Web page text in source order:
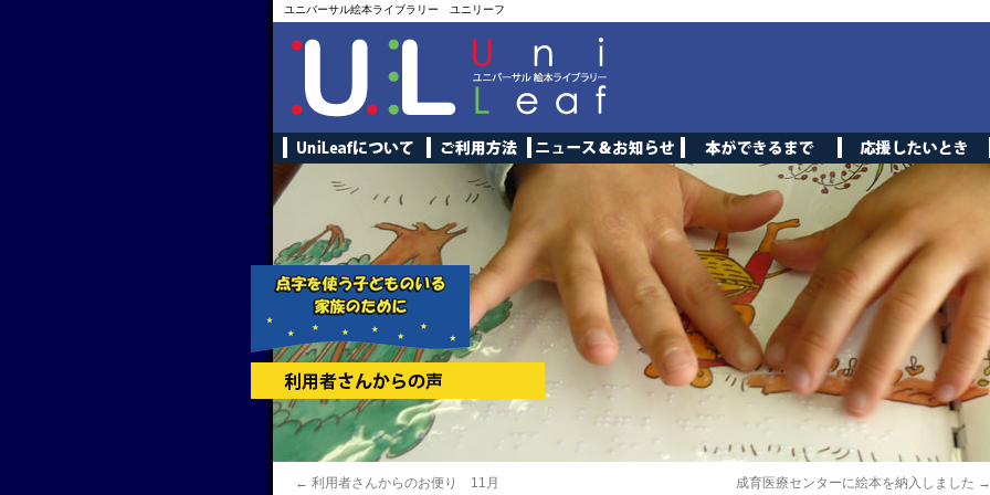
ユニバーサル絵本ライブラリー ユニリーフ
← 利用者さんからのお便り 11月 成育医療センターに絵本を納入しました →